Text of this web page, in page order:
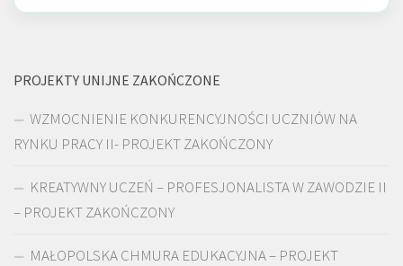
PROJEKTY UNIJNE ZAKOŃCZONE
WZMOCNIENIE KONKURENCYJNOŚCI UCZNIÓW NA
RYNKU PRACY II- PROJEKT ZAKOŃCZONY
KREATYWNY UCZEŃ – PROFESJONALISTA W ZAWODZIE II
– PROJEKT ZAKOŃCZONY
MAŁOPOLSKA CHMURA EDUKACYJNA – PROJEKT